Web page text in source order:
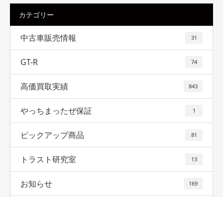
カテゴリー
中古車販売情報 31
GT-R 74
高価買取実績 843
やっちまったぜ保証 1
ピックアップ商品 81
トラスト研究室 13
お知らせ 169